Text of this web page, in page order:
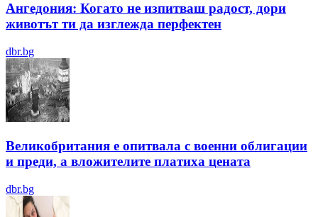
Ангедония: Когато не изпитваш радост, дори
животът ти да изглежда перфектен
dbr.bg
Великобритания е опитвала с военни облигации
и преди, а вложителите платиха цената
dbr.bg